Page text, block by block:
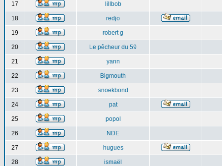
17 lillbob
18 redjo
19 robert g
20 Le pêcheur du 59
21 yann
22 Bigmouth
23 snoekbond
24 pat
25 popol
26 NDE
27 hugues
28 ismaël